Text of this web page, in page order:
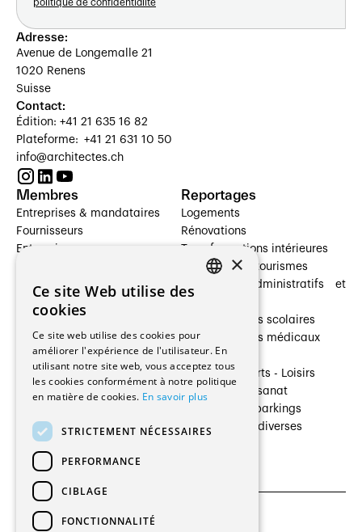
politique de confidentialité
Adresse:
Avenue de Longemalle 21
1020 Renens
Suisse
Contact:
Édition: +41 21 635 16 82
Plateforme: +41 21 631 10 50
info@architectes.ch
Membres
Entreprises & mandataires
Fournisseurs
Entreprises
Architectes paysagistes
Architectes d'intérieur
Entreprises générales
Ingénieurs et mandataires
Installateurs
Fabricants / Fournisseurs
Régies immobilières
Gestion PPE
Reportages
Logements
Rénovations
Transformations intérieures
Hôtelleries et tourismes
Bâtiments administratifs et
Établissements scolaires
Établissements médicaux
Villas
Cultures - Sports - Loisirs
Industrie - Artisanat
Transports et parkings
Constructions diverses
CGU et Politique de confidentialités
×
Ce site Web utilise des
cookies
Ce site web utilise des cookies pour
améliorer l'expérience de l'utilisateur. En
utilisant notre site web, vous acceptez tous
les cookies conformément à notre politique
en matière de cookies. En savoir plus
STRICTEMENT NÉCESSAIRES
PERFORMANCE
CIBLAGE
FONCTIONNALITÉ